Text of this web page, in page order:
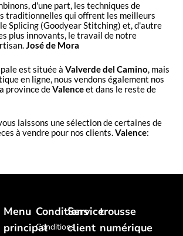
d'une part, les techniques de
traditionnelles qui offrent les meilleurs
Splicing (Goodyear Stitching) et, d'autre
plus innovants, le travail de notre
José de Mora
est située à Valverde del Camino, mais
en ligne, nous vendons également nos
province deValenceet dans le reste de
laissons une sélection de certaines de
à vendre pour nos clients.Valence:
Menu
principal
Conditions
Conditions
Service
client
trousse
numérique